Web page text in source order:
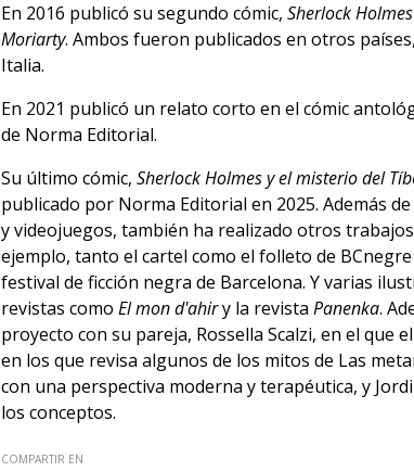
En 2016 publicó su segundo cómic, Sherlock
Moriarty. Ambos fueron publicados en otros
Italia.
En 2021 publicó un relato corto en el cómic
de Norma Editorial.
Su último cómic, Sherlock Holmes y el misterio del
publicado por Norma Editorial en 2025. Además
y videojuegos, también ha realizado otros
ejemplo, tanto el cartel como el folleto de
festival de ficción negra de Barcelona. Y varias
revistas como El mon d'ahiry la revista Panenka.
proyecto con su pareja, Rossella Scalzi, en el que
en los que revisa algunos de los mitos de Las
con una perspectiva moderna y terapéutica, y
los conceptos.
COMPARTIR EN